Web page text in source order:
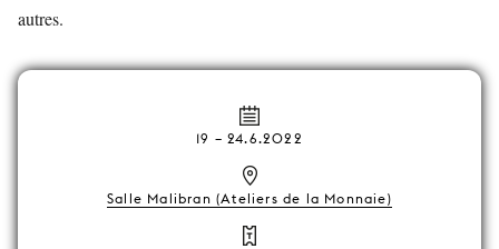
autres.
19 –24.6.2022
Salle Malibran (Ateliers de la Monnaie)